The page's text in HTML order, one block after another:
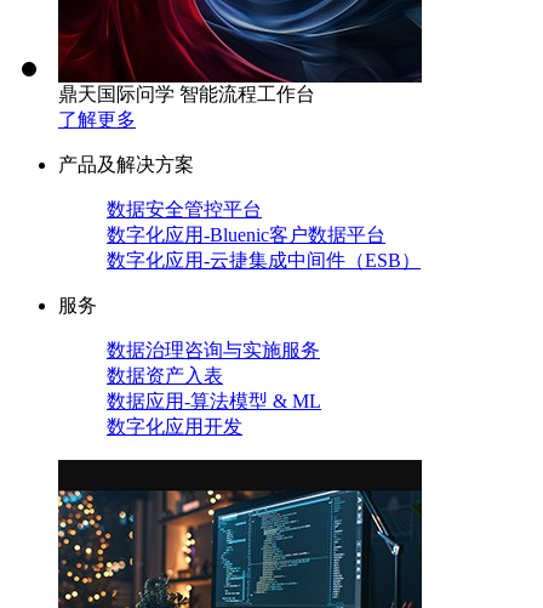
鼎天国际问学 智能流程工作台
了解更多
产品及解决方案
数据安全管控平台
数字化应用-Bluenic客户数据平台
数字化应用-云捷集成中间件（ESB）
服务
数据治理咨询与实施服务
数据资产入表
数据应用-算法模型 & ML
数字化应用开发